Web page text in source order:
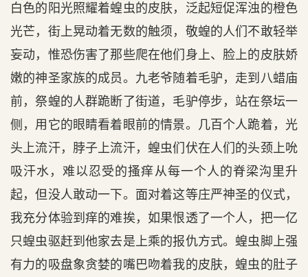
白色的阳光照耀着蝗虫的皮肤，泛起短促浑浊的橙色
光芒，街上晃动着无数的触须，敬蝗的人们不敢轻举
妄动，惟恐伤害了那些爬在他们身上、脸上的皮肤娇
嫩的神圣家族的成员。九老爷随着毛驴，走到八蜡庙
前，祭蝗的人群跪断了街道，毛驴停步，站在祭坛一
侧，用它的眼睛看着眼前的情景。几百个人跪着，光
头上流汗，脖子上流汗，蝗虫们伏在人们的头颈上吮
吸汗水，难以忍受的搔痒从每一个人的脊梁沟里升
起，但没人敢动一下。面对着这等庄严神圣的仪式，
我充分体验到痒的难挨，如果恨透了一个人，把一亿
只蝗虫驱赶到他家去是上乘的报仇方式。蝗虫脚上强
有力的吸盘象贪婪的嘴巴吻着我的皮肤，蝗虫的肚子